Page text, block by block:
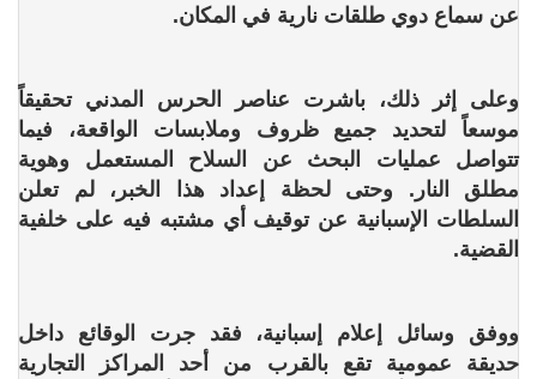
عن سماع دوي طلقات نارية في المكان.
وعلى إثر ذلك، باشرت عناصر الحرس المدني تحقيقاً
موسعاً لتحديد جميع ظروف وملابسات الواقعة، فيما
تتواصل عمليات البحث عن السلاح المستعمل وهوية
مطلق النار. وحتى لحظة إعداد هذا الخبر، لم تعلن
السلطات الإسبانية عن توقيف أي مشتبه فيه على خلفية
القضية.
ووفق وسائل إعلام إسبانية، فقد جرت الوقائع داخل
حديقة عمومية تقع بالقرب من أحد المراكز التجارية